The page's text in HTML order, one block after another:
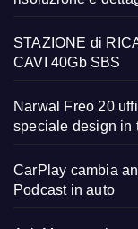
STAZIONE di
CAVI 40Gb SBS
Narwal Freo 20
speciale design in
CarPlay cambia
Podcast in auto